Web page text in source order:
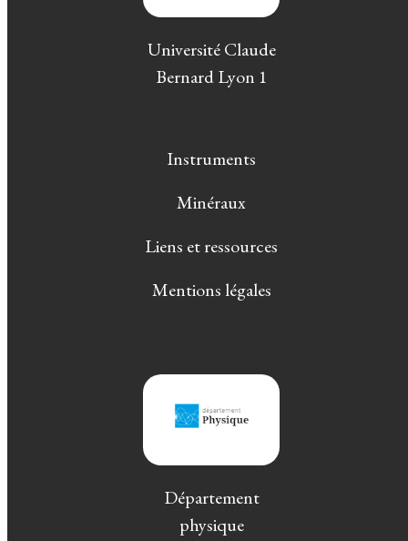
Université Claude
Bernard Lyon 1
Instruments
Minéraux
Liens et ressources
Mentions légales
Département
physique